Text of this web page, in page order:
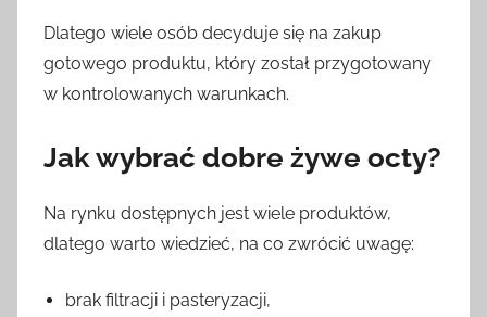
Dlatego wiele osób decyduje się na zakup
gotowego produktu, który został przygotowany
w kontrolowanych warunkach.
Jak wybrać dobre żywe octy?
Na rynku dostępnych jest wiele produktów,
dlatego warto wiedzieć, na co zwrócić uwagę:
brak filtracji i pasteryzacji,